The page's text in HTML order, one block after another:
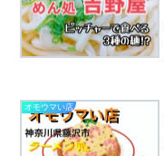
オモウマい店